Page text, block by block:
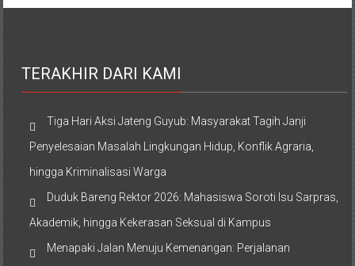
TERAKHIR DARI KAMI
Tiga Hari Aksi Jateng Guyub: Masyarakat Tagih Janji
Penyelesaian Masalah Lingkungan Hidup, Konflik Agraria,
hingga Kriminalisasi Warga
Duduk Bareng Rektor 2026: Mahasiswa Soroti Isu Sarpras,
Akademik, hingga Kekerasan Seksual di Kampus
Menapaki Jalan Menuju Kemenangan: Perjalanan